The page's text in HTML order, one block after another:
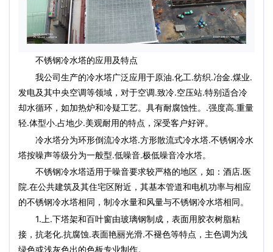
不锈钢冷水塔的应用及特点
我公司生产的冷水塔广泛应用于原油.化工.纺织.冶金.煤业.
发电及其中央空调等领域，对于空调.致冷.空压站.特别适合冷
却水循环，如加热炉和冷疑工艺。具有耐腐蚀性。.强度高.重量
轻.体型小.占地少.美观耐用的特点，深受客户好评。
冷水塔分为环形倒流冷水塔.方形散流式冷水塔.不锈钢冷水
塔按噪声等级分为一般型.低噪音.极低噪音冷水塔。
不锈钢冷水塔适用于噪音要求较严格的地区，如：酒店.医
院.在公共建筑及其住宅区附近，其基本管道和电机功率与相应
的不锈钢冷水塔相同，制冷水量和风量与不锈钢冷水塔相同。
1.上.下塔架和百叶窗由玻璃钢制成，表面用胶衣树脂粘
接，抗老化.抗腐蚀.表面艳丽光滑.不褪色等特点，主色调为浅
绿色或浅灰色出的色板专业制作。